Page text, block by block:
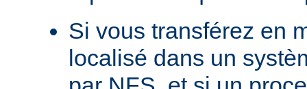
Si vous transférez en
localisé dans un